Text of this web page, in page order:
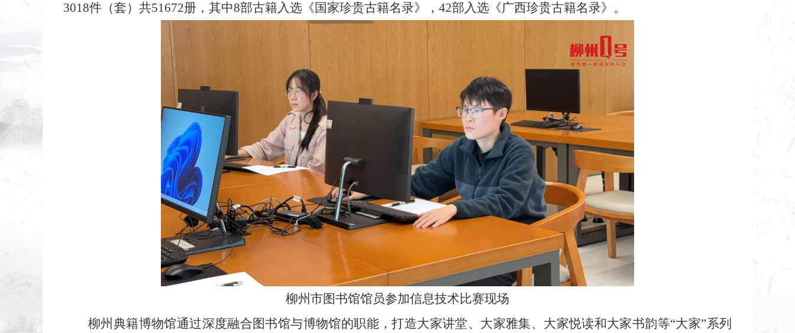
3018件（套）共51672册，其中8部古籍入选《国家珍贵古籍名录》，42部入选《广西珍贵古籍名录》。
柳州市图书馆馆员参加信息技术比赛现场
柳州典籍博物馆通过深度融合图书馆与博物馆的职能，打造大家讲堂、大家雅集、大家悦读和大家书韵等“大家”系列